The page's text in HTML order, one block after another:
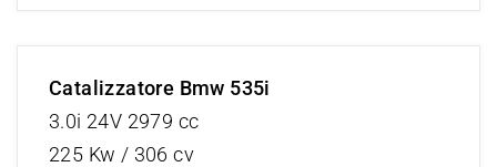
Catalizzatore Bmw 535i
3.0i 24V 2979 cc
225 Kw / 306 cv